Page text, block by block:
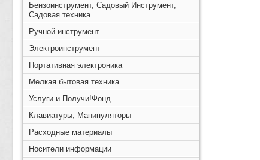
Бензоинструмент, Садовый Инструмент,
Садовая техника
Ручной инструмент
Электроинструмент
Портативная электроника
Мелкая бытовая техника
Услуги и Получи!Фонд
Клавиатуры, Манипуляторы
Расходные материалы
Носители информации